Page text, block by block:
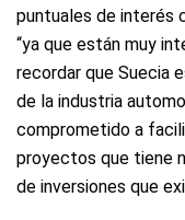
puntuales de interés
“ya que están muy
recordar que Suecia
de la industria
comprometido a
proyectos que tiene
de inversiones que